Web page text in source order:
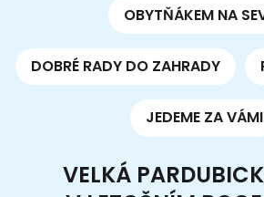
OBYTŇÁKEM NA
DOBRÉ RADY DO ZAHRADY
JEDEME ZA VÁMI
VELKÁ